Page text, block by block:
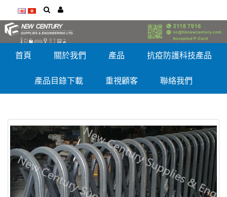
首頁 關於我們 產品 抗疫防護科技產品
產品目錄下載 重視顧客 聯絡我們